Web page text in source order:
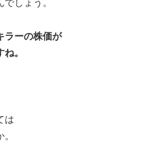
しょう。
ラーの株価が
。
は